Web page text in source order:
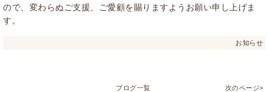
ので、変わらぬご支援、ご愛顧を賜りますようお願い申し上げま
す。
お知らせ
ブログ一覧 次のページ>